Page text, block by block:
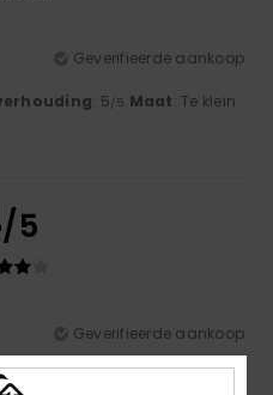
Geverifieerde aankoop
: 5/5 Maat: Te klein
/5
Geverifieerde aankoop